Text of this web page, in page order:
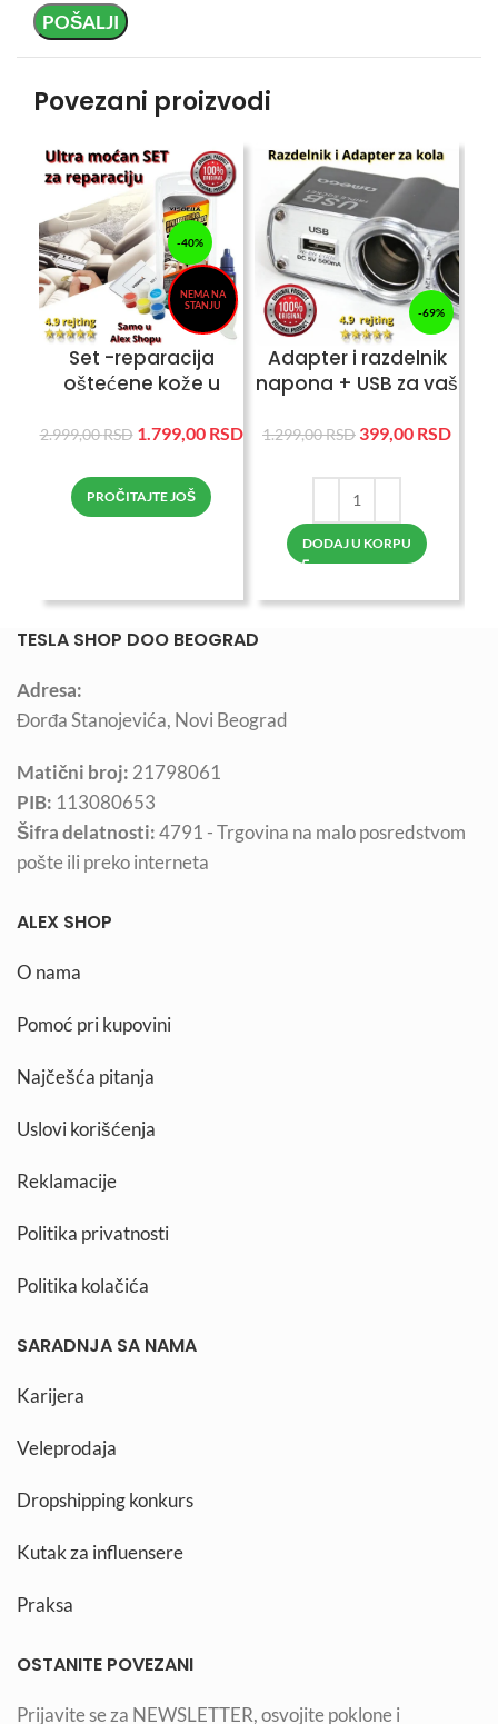
Povezani proizvodi
-40%
NEMA NA
STANJU
Set -reparacija
oštećene kože u
nameštaju
2.999,00RSD 1.799,00 RSD
PROČITAJTE JOŠ
-69%
Adapter i razdelnik
napona + USB za vaš
1.299,00RSD 399,00 RSD
DODAJ U KORPU
TESLA SHOP DOO BEOGRAD
Adresa:
Đorđa Stanojevića, Novi Beograd
Matični broj: 21798061
PIB: 113080653
Šifra delatnosti:4791 - Trgovina na malo posredstvom
pošte ili preko interneta
ALEX SHOP
O nama
Pomoć pri kupovini
Najčešća pitanja
Uslovi korišćenja
Reklamacije
Politika privatnosti
Politika kolačića
SARADNJA SA NAMA
Karijera
Veleprodaja
Dropshipping konkurs
Kutak za influensere
Praksa
OSTANITE POVEZANI
Prijavite se za NEWSLETTER, osvojite poklone i